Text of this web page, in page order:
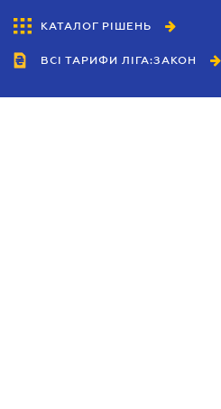
КАТАЛОГ РІШЕНЬ
ВСІ ТАРИФИ ЛІГА:ЗАКОН